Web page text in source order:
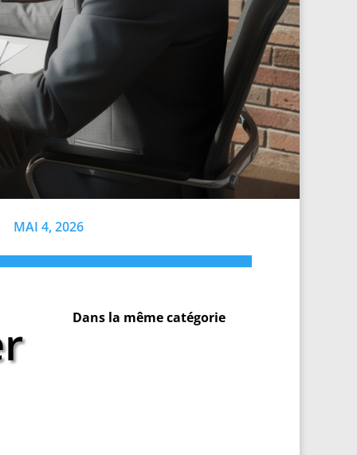
MAI 4, 2026
Dans la même catégorie